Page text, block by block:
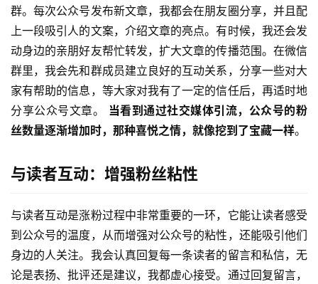
群。每次公众号发布新文章，我都会在朋友圈分享，并且配
上一段吸引人的文案，介绍文章的亮点。有时候，我还会发
动身边的亲朋好友帮忙转发，扩大文章的传播范围。在微信
群里，我会先和群成员建立良好的互动关系，分享一些对大
家有帮助的信息，等大家对我有了一定的信任后，再适时地
分享公众号文章。 当看到通过社交媒体引流，公众号的粉
丝数量逐渐增加时，那种喜悦之情，就像挖到了宝藏一样。
与读者互动：增强粉丝粘性
与读者互动是涨粉过程中非常重要的一环，它能让读者感受
到公众号的温度，从而增强对公众号的粘性，还能吸引他们
身边的人关注。我会认真回复每一条读者的留言和私信，无
论是表扬、批评还是建议，我都虚心接受。通过回复留言，